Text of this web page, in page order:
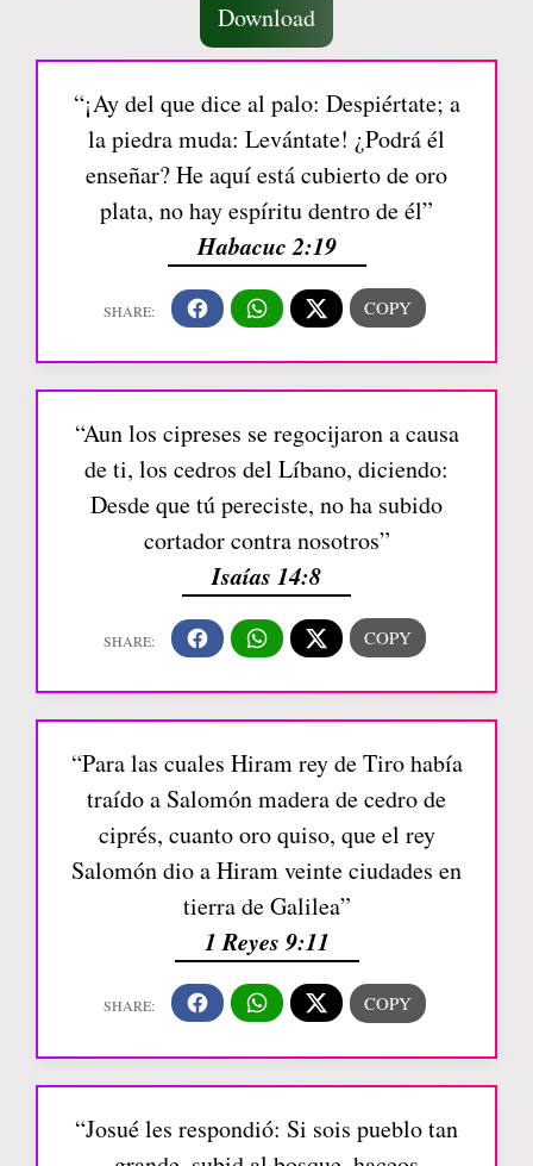
Download
“¡Ay del que dice al palo: Despiértate; a
la piedra muda: Levántate! ¿Podrá él
enseñar? He aquí está cubierto de oro
plata, no hay espíritu dentro de él”
Habacuc 2:19
“Aun los cipreses se regocijaron a causa
de ti, los cedros del Líbano, diciendo:
Desde que tú pereciste, no ha subido
cortador contra nosotros”
Isaías 14:8
“Para las cuales Hiram rey de Tiro había
traído a Salomón madera de cedro de
ciprés, cuanto oro quiso, que el rey
Salomón dio a Hiram veinte ciudades en
tierra de Galilea”
1 Reyes 9:11
“Josué les respondió: Si sois pueblo tan